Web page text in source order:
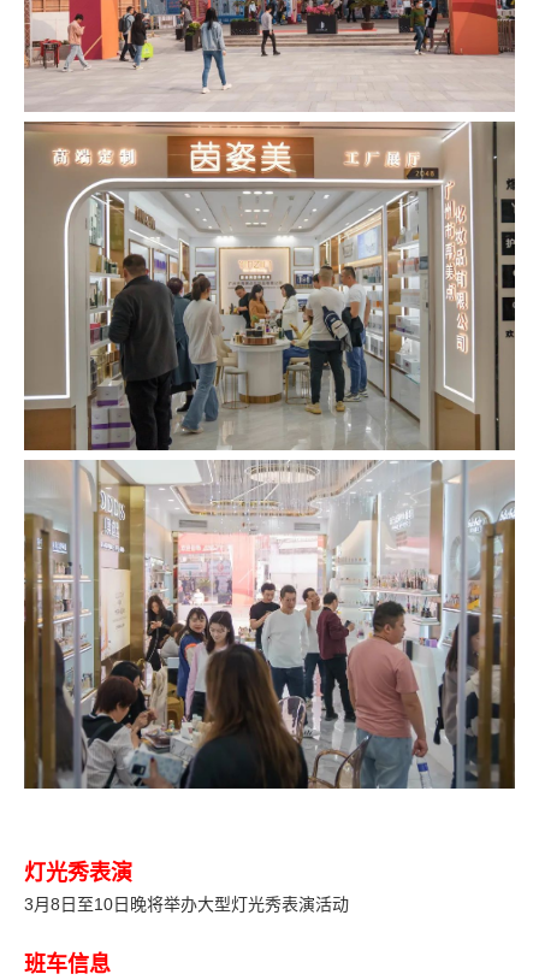
灯光秀表演
3月8日至10日晚将举办大型灯光秀表演活动
班车信息